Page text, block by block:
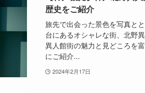
歴史をご紹介
旅先で出会った景色を写真と
台にあるオシャレな街、北野
異人館街の魅力と見どころを
にご紹介...
2024年2月17日